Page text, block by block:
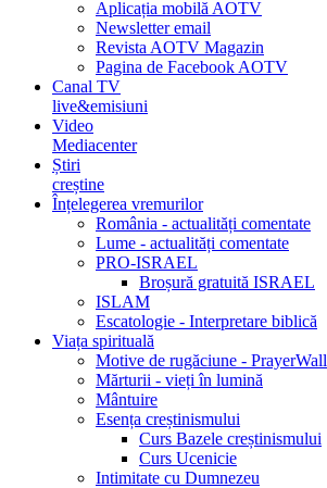
Aplicația mobilă AOTV
Newsletter email
Revista AOTV Magazin
Pagina de Facebook AOTV
Canal TV
live&emisiuni
Video
Mediacenter
Știri
creștine
Înțelegerea vremurilor
România - actualități comentate
Lume - actualități comentate
PRO-ISRAEL
Broșură gratuită ISRAEL
ISLAM
Escatologie - Interpretare biblică
Viața spirituală
Motive de rugăciune - PrayerWall
Mărturii - vieți în lumină
Mântuire
Esența creștinismului
Curs Bazele creștinismului
Curs Ucenicie
Intimitate cu Dumnezeu